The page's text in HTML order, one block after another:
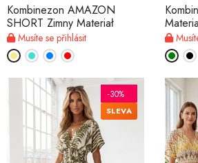
Kombinezon AMAZON
SHORT Zimny Materiał
Musíte se přihlásit
-30%
SLEVA